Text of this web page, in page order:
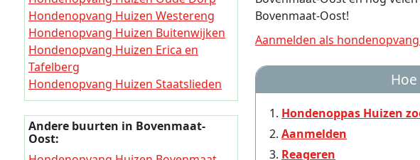
Bovenmaat-Oost!
Aanmelden als
Hondenoppas Huizen
Aanmelden
Reageren
Hondenopvang Huizen Westereng
Hondenopvang Huizen Buitenwijken
Hondenopvang Huizen Erica en
Tafelberg
Hondenopvang Huizen Staatslieden
en Componistenbuurt
Hondenopvang Huizen Havengebied
Hondenopvang Huizen Zenderwijk en
Bovenweg
Andere buurten in Bovenmaat-
Oost: